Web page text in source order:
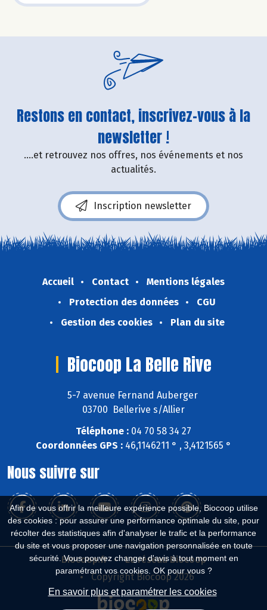
Afin de vous offrir la meilleure expérience possible, Biocoop utilise
des cookies : pour assurer une performance optimale du site, pour
récolter des statistiques afin d'analyser le trafic et la performance
du site et vous proposer une navigation personnalisée en toute
sécurité. Vous pouvez changer d'avis à tout moment en
paramétrant vos cookies. OK pour vous ?
En savoir plus et paramétrer les cookies
Restons en contact, inscrivez-vous à la
newsletter !
....et retrouvez nos offres, nos événements et nos
actualités.
Inscription newsletter
Accueil Contact
Mentions légales
Protection des données
CGU
Gestion des cookies
Plan du site
Biocoop La Belle Rive
5-7 avenue Fernand Auberger
03700 Bellerive s/Allier
Téléphone : 04 70 58 34 27
Coordonnées GPS : 46,1146211 ° , 3,4121565 °
Nous suivre sur
Biocoop.fr
Le réseau Biocoop
Copyright Biocoop 2026